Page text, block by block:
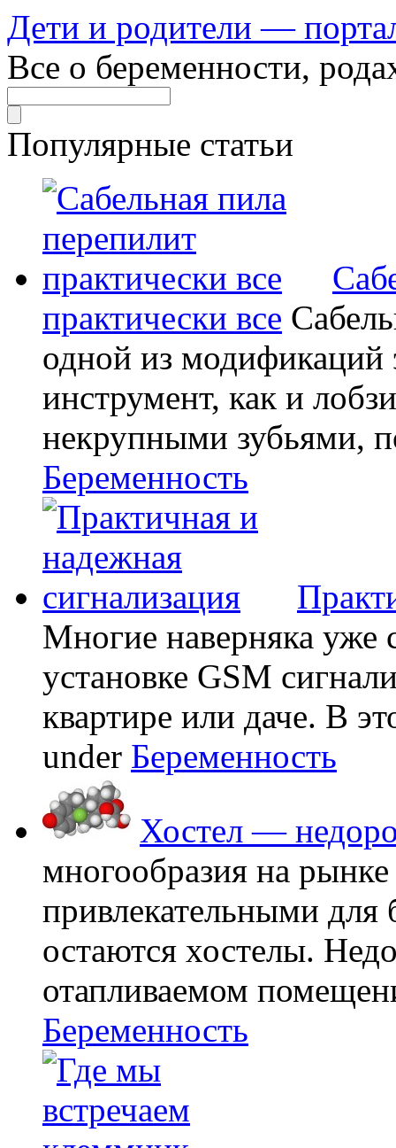
Дети и родители —
Все о беременности,
Популярные статьи
практически все
одной из модификаций
инструмент, как и
некрупными зубьями,
Беременность
Многие наверняка уже
установке GSM
квартире или даче. В
under Беременность
Хостел —
многообразия на
привлекательными
остаются хостелы.
отапливаемом
Беременность